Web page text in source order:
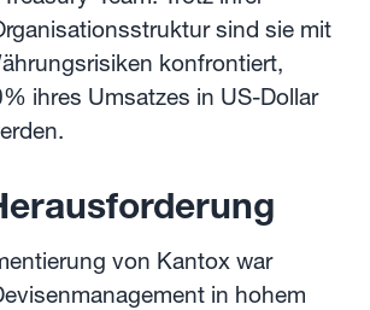
sind sie mit
konfrontiert,
ihres Umsatzes in US-Dollar
von Kantox war
in hohem